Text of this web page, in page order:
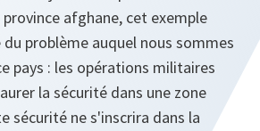
afghane, cet exemple
problème auquel nous sommes
pays : les opérations militaires
la sécurité dans une zone
sécurité ne s'inscrira dans la